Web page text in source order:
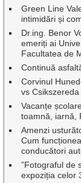
Green Line
intimidări și
Dr.ing. Benor
emeriți ai
Facultatea de
Continuă
Corvinul
vs Csikszereda
Vacanțe
toamnă, iarnă,
Amenzi
Cum
conducători
”Fotograful de
expoziția celor